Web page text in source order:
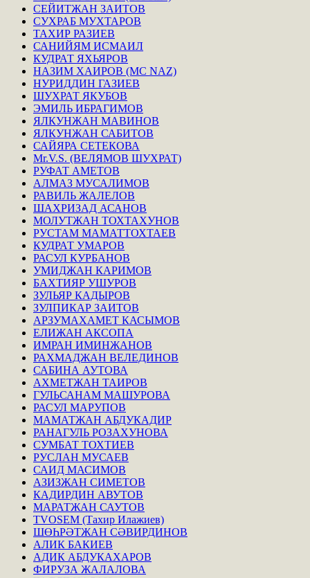
СЕЙИТЖАН ЗАИТОВ
СУХРАБ МУХТАРОВ
ТАХИР РАЗИЕВ
САНИЙЯМ ИСМАИЛ
КУДРАТ ЯХЬЯРОВ
НАЗИМ ХАИРОВ (MC NAZ)
НУРИДДИН ГАЗИЕВ
ШУХРАТ ЯКУБОВ
ЭМИЛЬ ИБРАГИМОВ
ЯЛКУНЖАН МАВИНОВ
ЯЛКУНЖАН САБИТОВ
САЙЯРА СЕТЕКОВА
Mr.V.S. (ВЕЛЯМОВ ШУХРАТ)
РУФАТ АМЕТОВ
АЛМАЗ МУСАЛИМОВ
РАВИЛЬ ЖАЛЕЛОВ
ШАХРИЗАД АСАНОВ
МОЛУТЖАН ТОХТАХУНОВ
РУСТАМ МАМАТТОХТАЕВ
КУДРАТ УМАРОВ
РАСУЛ КУРБАНОВ
УМИДЖАН КАРИМОВ
БАХТИЯР УШУРОВ
ЗУЛЬЯР КАДЫРОВ
ЗУЛПИКАР ЗАИТОВ
АРЗУМАХАМЕТ КАСЫМОВ
ЕЛИЖАН АКСОПА
ИМРАН ИМИНЖАНОВ
РАХМАДЖАН ВЕЛЕДИНОВ
САБИНА АУТОВА
АХМЕТЖАН ТАИРОВ
ГУЛЬСАНАМ МАШУРОВА
РАСУЛ МАРУПОВ
МАМАТЖАН АБДУКАДИР
РАНАГУЛЬ РОЗАХУНОВА
СУМБАТ ТОХТИЕВ
РУСЛАН МУСАЕВ
САИД МАСИМОВ
АЗИЗЖАН СИМЕТОВ
КАДИРДИН АВУТОВ
МАРАТЖАН САУТОВ
TVOSEM (Тахир Илажиев)
ШӨҺРӘТЖАН СӘВИРДИНОВ
АЛИК БАКИЕВ
АДИК АБДУКАХАРОВ
ФИРУЗА ЖАЛАЛОВА